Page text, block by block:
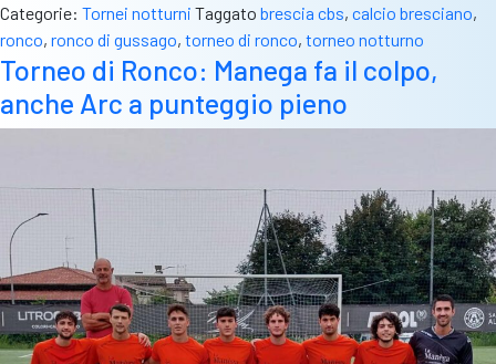
sarà
La
Manèga
–
Ad
Categorie: Tornei notturni Taggato brescia cbs, calcio bresciano,
ronco, ronco di gussago, torneo di ronco, torneo notturno
Torneo di Ronco: Manega fa il colpo,
anche Arc a punteggio pieno